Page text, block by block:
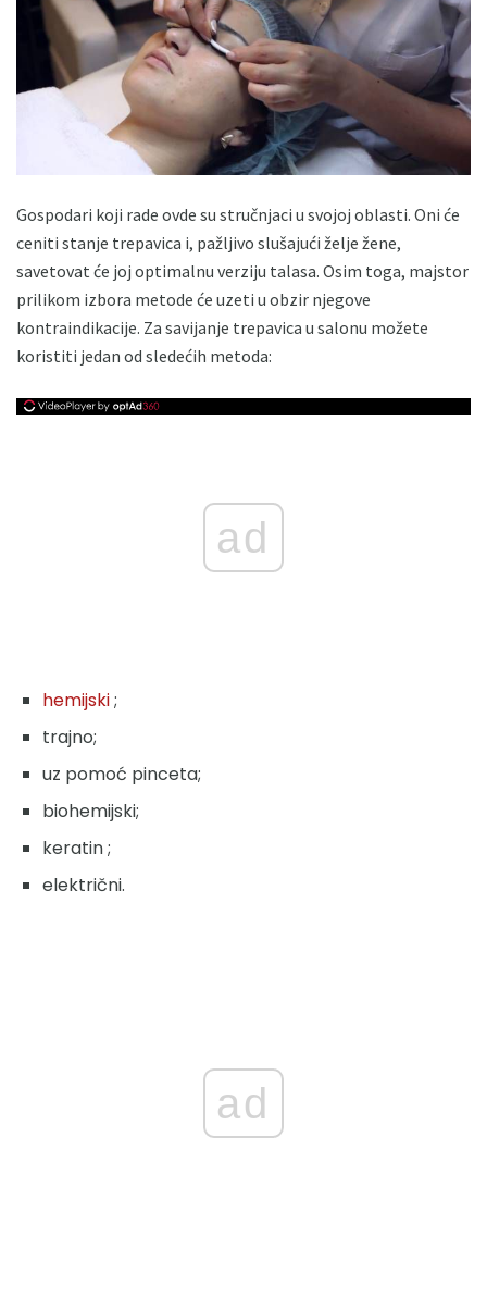
Gospodari koji rade ovde su stručnjaci u svojoj oblasti. Oni će
ceniti stanje trepavica i, pažljivo slušajući želje žene,
savetovat će joj optimalnu verziju talasa. Osim toga, majstor
prilikom izbora metode će uzeti u obzir njegove
kontraindikacije. Za savijanje trepavica u salonu možete
koristiti jedan od sledećih metoda:
ad
hemijski;
trajno;
uz pomoć pinceta;
biohemijski;
keratin ;
električni.
ad